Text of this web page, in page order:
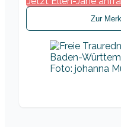
Zur
Foto: johanna